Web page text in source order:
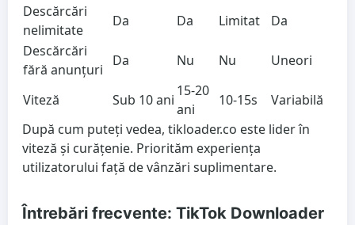
Descărcări
nelimitate
Da Da Limitat
Da
Descărcări
fără anunțuri
Da Nu Nu Uneori
Viteză Sub 10 ani
15-20
ani
10-15s
Variabilă
După cum puteți vedea, tikloader.co este lider în
viteză și curățenie. Priorităm experiența
utilizatorului față de vânzări suplimentare.
Întrebări frecvente: TikTok Downloader